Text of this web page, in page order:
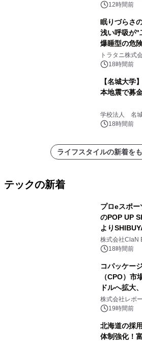
得な素泊ま
12時間前
眠りづらさ
浅い呼吸が"
爆睡型の危
説
トラタニ株式
18時間前
【名城大学
本地震で募
学校法人 名
18時間前
ライフスタイルの新着を
テックの新着
プロeスポー
のPOP UP
より
開催決定！
株式会社ClaN
18時間前
コパッケー
（CPO）
ドルへ拡大
センター・
速
株式会社レポ
19時間前
北海道の採
体制強化！